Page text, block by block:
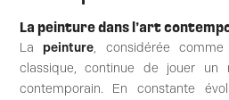
La peinture dans l’art
La peinture, considérée comme
classique, continue de jouer un
contemporain. En constante